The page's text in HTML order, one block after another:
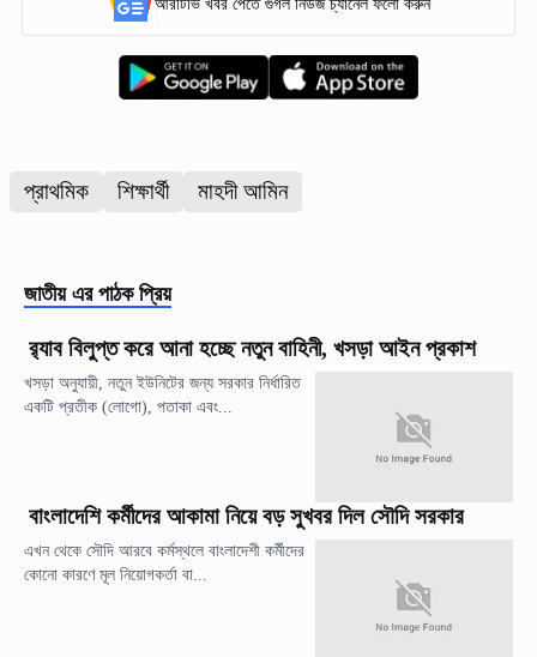
আরটিভি খবর পেতে গুগল নিউজ চ্যানেল ফলো করুন
প্রাথমিক শিক্ষার্থী মাহদী আমিন
জাতীয় এর পাঠক প্রিয়
র‍্যাব বিলুপ্ত করে আনা হচ্ছে নতুন বাহিনী, খসড়া আইন প্রকাশ
খসড়া অনুযায়ী, নতুন ইউনিটের জন্য সরকার নির্ধারিত
একটি প্রতীক (লোগো), পতাকা এবং...
বাংলাদেশি কর্মীদের আকামা নিয়ে বড় সুখবর দিল সৌদি সরকার
এখন থেকে সৌদি আরবে কর্মস্থলে বাংলাদেশী কর্মীদের
কোনো কারণে মূল নিয়োগকর্তা বা...